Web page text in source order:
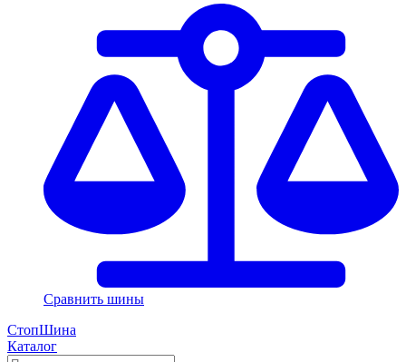
Сравнить шины
СтопШина
Каталог